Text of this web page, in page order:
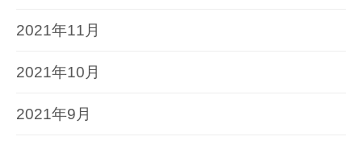
2021年11月
2021年10月
2021年9月